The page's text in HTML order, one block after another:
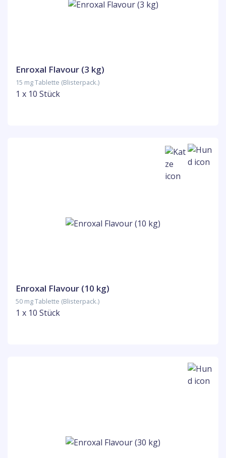
Enroxal Flavour (3 kg)
15 mg Tablette (Blisterpack.)
1 x 10 Stück
Enroxal Flavour (10 kg)
50 mg Tablette (Blisterpack.)
1 x 10 Stück